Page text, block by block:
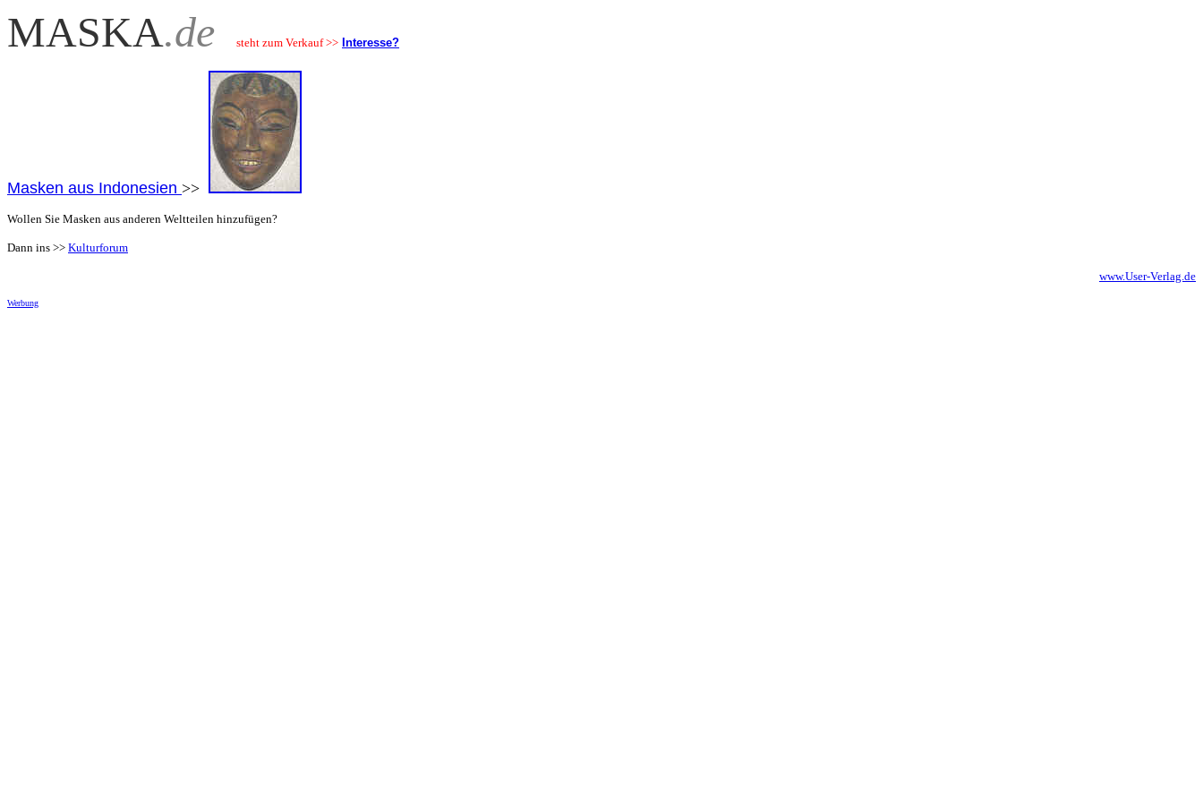
MASKA.de steht zum Verkauf >> Interesse?
Masken aus Indonesien >>
Wollen Sie Masken aus anderen Weltteilen hinzufügen?
Dann ins >> Kulturforum
www.User-Verlag.de
Werbung